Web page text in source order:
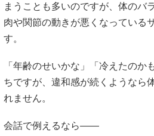
まうことも多いのですが、体のバ
肉や関節の動きが悪くなっている
す。
「年齢のせいかな」「冷えたのか
ちですが、違和感が続くようなら
れません。
会話で例えるなら――